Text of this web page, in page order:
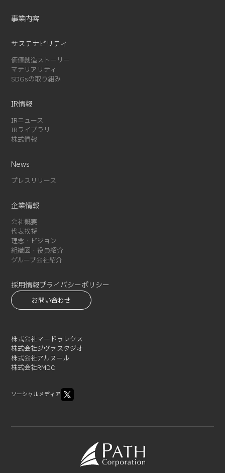
2024-10 (7)
2024-07 (1)
2024-03 (2)
2024-02 (3)
2023-12 (2)
2023-07 (2)
2023-06 (2)
2023-01 (1)
2022-11 (4)
2022-04 (1)
2022-01 (1)
2021-12 (1)
2021-10 (3)
2021-09 (1)
2021-07 (3)
2021-06 (1)
2021-03 (2)
2021-02 (1)
事業内容
サステナビリティ
価値創造ストーリー
マテリアリティ
SDGsの取り組み
IR情報
IRニュース
IRライブラリ
株式情報
News
プレスリリース
企業情報
会社概要
代表挨拶
理念・ビジョン
組織図・役員紹介
グループ会社紹介
採用情報プライバシーポリシー
お問い合わせ
株式会社マードゥレクス
株式会社ジヴァスタジオ
株式会社アルヌール
株式会社RMDC
ソーシャルメディア